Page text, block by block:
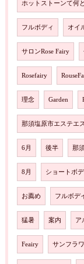
ホットストーンて何
フルボディ オイ
サロンRose Fairy
Rosefairy
理念 Garden
那須塩原市エステエ
6月 後半 那
8月 ショートボデ
お薦め フルボデ
猛暑 案内 ア
Feairy サンフラ